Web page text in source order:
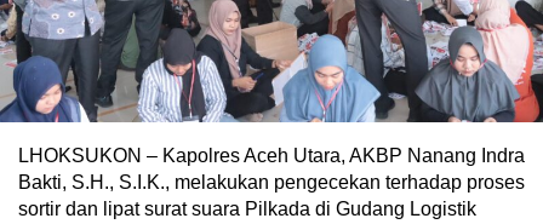
LHOKSUKON – Kapolres Aceh Utara, AKBP Nanang Indra
Bakti, S.H., S.I.K., melakukan pengecekan terhadap proses
sortir dan lipat surat suara Pilkada di Gudang Logistik